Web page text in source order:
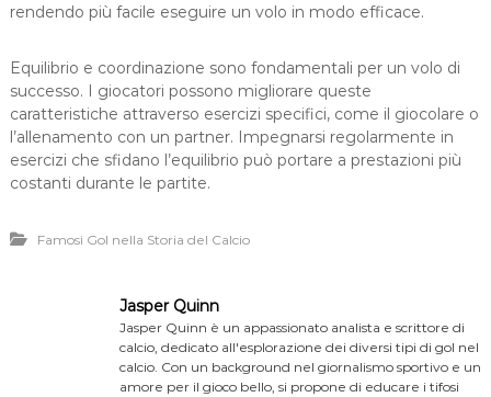
rendendo più facile eseguire un volo in modo efficace.
Equilibrio e coordinazione sono fondamentali per un volo di
successo. I giocatori possono migliorare queste
caratteristiche attraverso esercizi specifici, come il giocolare o
l’allenamento con un partner. Impegnarsi regolarmente in
esercizi che sfidano l’equilibrio può portare a prestazioni più
costanti durante le partite.
Famosi Gol nella Storia del Calcio
Jasper Quinn
Jasper Quinn è un appassionato analista e scrittore di
calcio, dedicato all'esplorazione dei diversi tipi di gol nel
calcio. Con un background nel giornalismo sportivo e un
amore per il gioco bello, si propone di educare i tifosi